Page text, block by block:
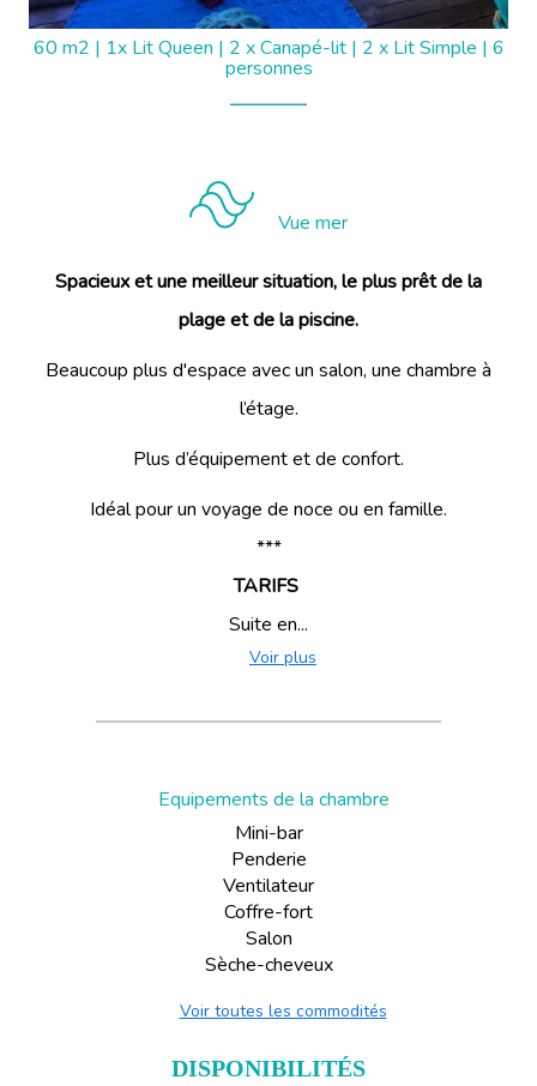
60 m2 | 1x Lit Queen | 2 x Canapé-lit | 2 x Lit Simple | 6
personnes
Vue mer
Spacieux et une meilleur situation, le plus prêt de la
plage et de la piscine.
Beaucoup plus d'espace avec un salon, une chambre à
l’étage.
Plus d’équipement et de confort.
Idéal pour un voyage de noce ou en famille.
***
TARIFS
Suite en...
Voir plus
Equipements de la chambre
Mini-bar
Penderie
Ventilateur
Coffre-fort
Salon
Sèche-cheveux
Voir toutes les commodités
DISPONIBILITÉS